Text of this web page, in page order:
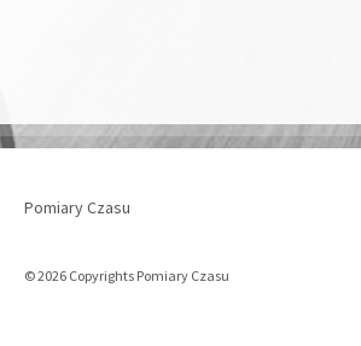
Pomiary Czasu
© 2026 Copyrights Pomiary Czasu